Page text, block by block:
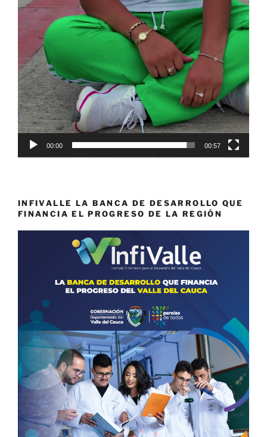
00:00 00:57
INFIVALLE LA BANCA DE DESARROLLO QUE
FINANCIA EL PROGRESO DE LA REGIÓN